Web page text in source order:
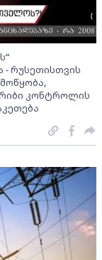
რუსეთისთვის
კონტროლის